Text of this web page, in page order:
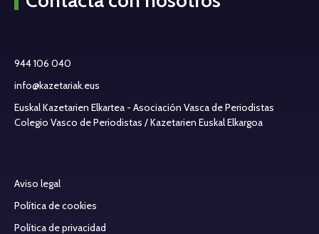
944 106 040
info@kazetariak.eus
Euskal Kazetarien Elkartea - Asociación Vasca de Periodistas
Colegio Vasco de Periodistas / Kazetarien Euskal Elkargoa
Aviso legal
Política de cookies
Política de privacidad